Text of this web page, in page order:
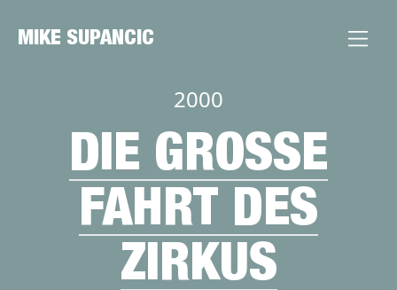
MIKE SUPANCIC
2000
DIE GROSSE F
AHRT DES Z
IRKUS S